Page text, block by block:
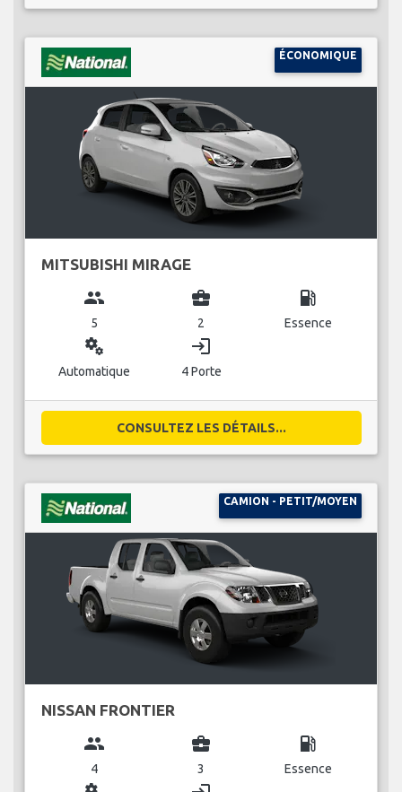
ÉCONOMIQUE
MITSUBISHI MIRAGE
group
5
business_center
2
local_gas_station
Essence
miscellaneous_services
Automatique
login
4 Porte
CONSULTEZ LES DÉTAILS...
CAMION - PETIT/MOYEN
NISSAN FRONTIER
group
4
business_center
3
local_gas_station
Essence